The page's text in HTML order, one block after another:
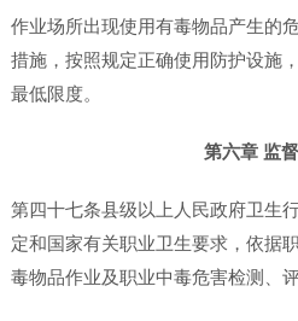
作业场所出现使用有毒物品产生的
措施，按照规定正确使用防护设施
最低限度。
第六章 监
第四十七条县级以上人民政府卫生
定和国家有关职业卫生要求，依据
毒物品作业及职业中毒危害检测、